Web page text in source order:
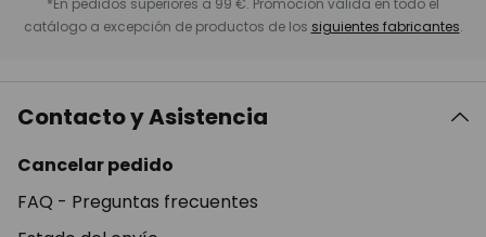
*En pedidos superiores a 99 €. Promoción válida en todo el
catálogo a excepción de productos de los siguientes fabricantes.
Contacto y Asistencia
Cancelar pedido
FAQ - Preguntas frecuentes